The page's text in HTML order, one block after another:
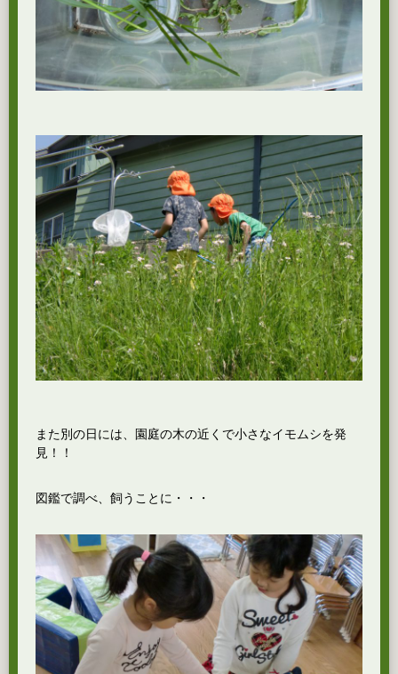
また別の日には、園庭の木の近くで小さなイモムシを発
見！！
図鑑で調べ、飼うことに・・・